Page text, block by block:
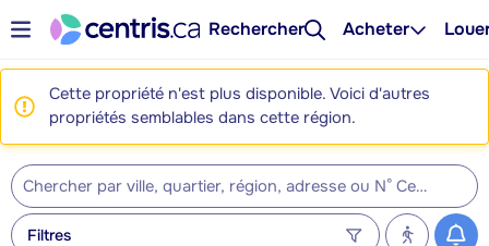
Rechercher Acheter
Cette propriété n'est plus disponible. Voici d'autres
propriétés semblables dans cette région.
Filtres